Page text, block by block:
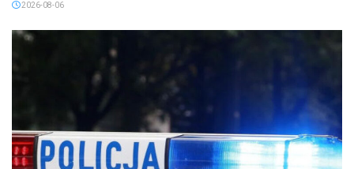
2026-08-06